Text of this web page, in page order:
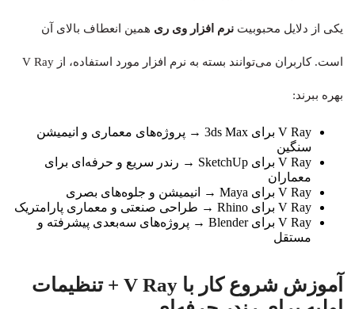
یکی از دلایل محبوبیت نرم افزار وی ری همین انعطاف بالای آن
است. کاربران می‌توانند بسته به نرم‌ افزار مورد استفاده، از V Ray
بهره ببرند:
V Ray برای 3ds Max → پروژه‌های معماری و انیمیشن
سنگین
V Ray برای SketchUp → رندر سریع و حرفه‌ای برای
معماران
V Ray برای Maya → انیمیشن و جلوه‌های بصری
V Ray برای Rhino → طراحی صنعتی و معماری پارامتریک
V Ray برای Blender → پروژه‌های سه‌بعدی پیشرفته و
مستقل
آموزش شروع کار با V Ray + تنظیمات